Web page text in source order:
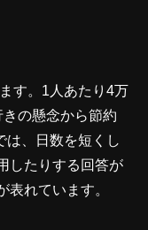
す。1人あたり4万
の懸念から節約
は、日数を短くし
したりする回答が
れています。